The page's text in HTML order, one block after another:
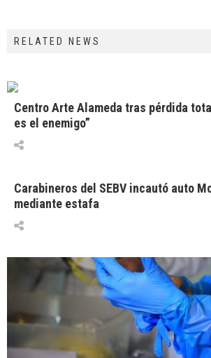
RELATED NEWS
Centro Arte Alameda tras pérdida
es el enemigo”
Carabineros del SEBV incautó auto
mediante estafa